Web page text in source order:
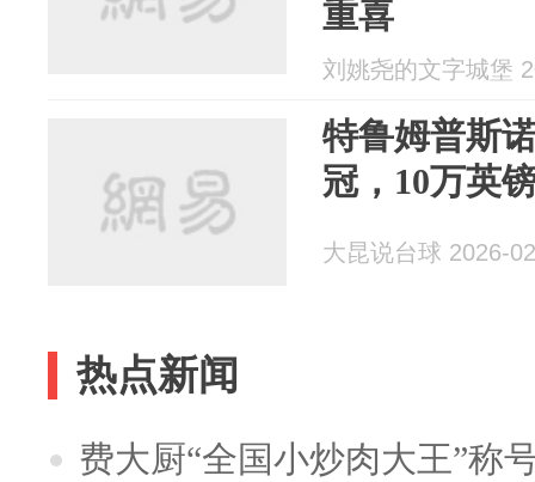
重喜
刘姚尧的文字城堡
特鲁姆普斯
冠，10万英
大昆说台球 2026-
热点新闻
费大厨“全国小炒肉大王”称